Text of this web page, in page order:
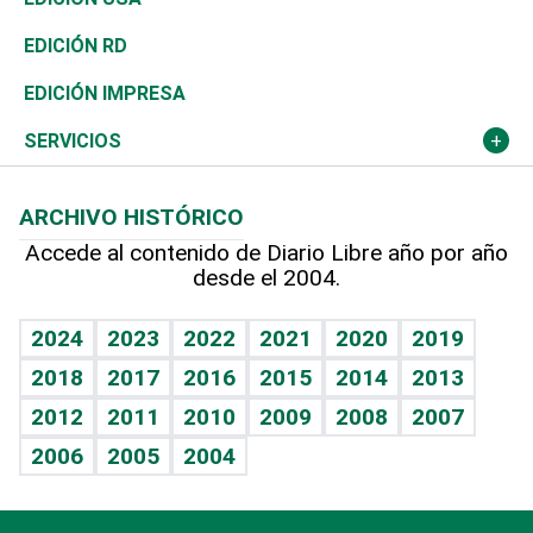
Ocenanía
Caribe
Resto del mundo
Telecom.
Global y variable
Economía personal
Sociales
Novedades
Podcast Arte Libre
Hablando con el pediatra
Vida y familia
Eñe
Celebrando la vida
Sin complejos
En pocas palabras
Tenis
Olimpismo
Más deportes
Línea de hit
TBT Deportivo
El Espía
Noticiero Poteleche
Columnistas
Más firmas
Historia
Martes de tecnología
Cambio climático
Revista
Deportes
Opinión
Hecho en casa
Guía del dinero
EDICIÓN RD
EDICIÓN IMPRESA
SERVICIOS
Cumpleaños
Horóscopos
Juegos
ARCHIVO HISTÓRICO
Accede al contenido de Diario Libre año por año
desde el 2004.
2024 2023 2022 2021 2020
2019
2018
2017 2016 2015 2014
2013
2012
2011 2010 2009 2008
2007
2006
2005 2004